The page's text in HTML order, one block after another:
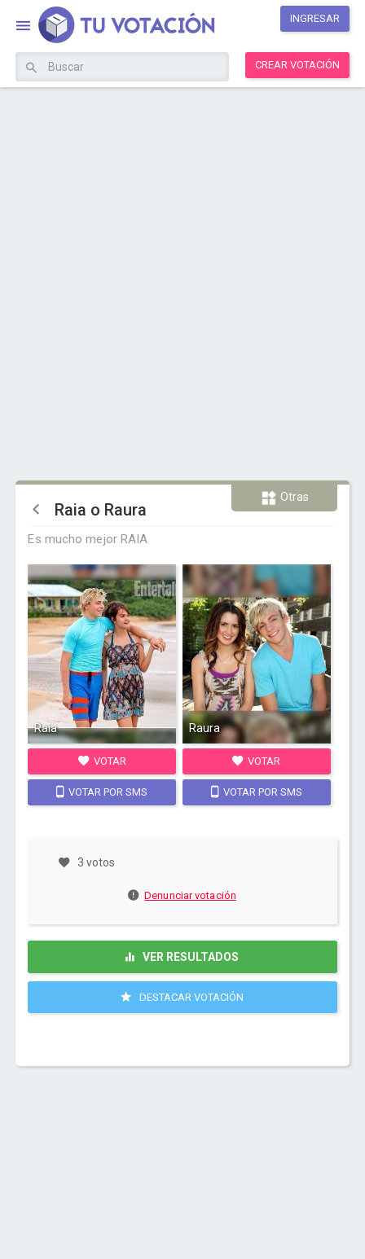
INGRESAR
CREAR VOTACIÓN
Otras
Raia o Raura
Es mucho mejor RAIA
Raia
VOTAR
VOTAR POR SMS
Raura
VOTAR
VOTAR POR SMS
3 votos
Denunciar votación
VER RESULTADOS
DESTACAR VOTACIÓN